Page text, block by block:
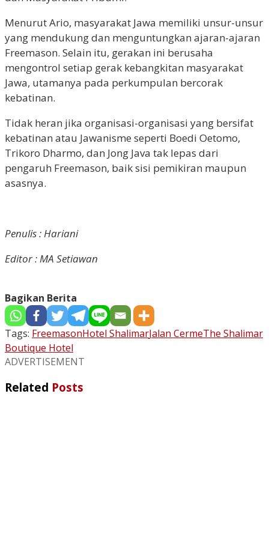
Menurut Ario, masyarakat Jawa memiliki unsur-unsur
yang mendukung dan menguntungkan ajaran-ajaran
Freemason. Selain itu, gerakan ini berusaha
mengontrol setiap gerak kebangkitan masyarakat
Jawa, utamanya pada perkumpulan bercorak
kebatinan.
Tidak heran jika organisasi-organisasi yang bersifat
kebatinan atau Jawanisme seperti Boedi Oetomo,
Trikoro Dharmo, dan Jong Java tak lepas dari
pengaruh Freemason, baik sisi pemikiran maupun
asasnya.
Penulis : Hariani
Editor : MA Setiawan
Bagikan Berita
Tags: FreemasonHotel ShalimarJalan CermeThe Shalimar
Boutique Hotel
ADVERTISEMENT
Related Posts